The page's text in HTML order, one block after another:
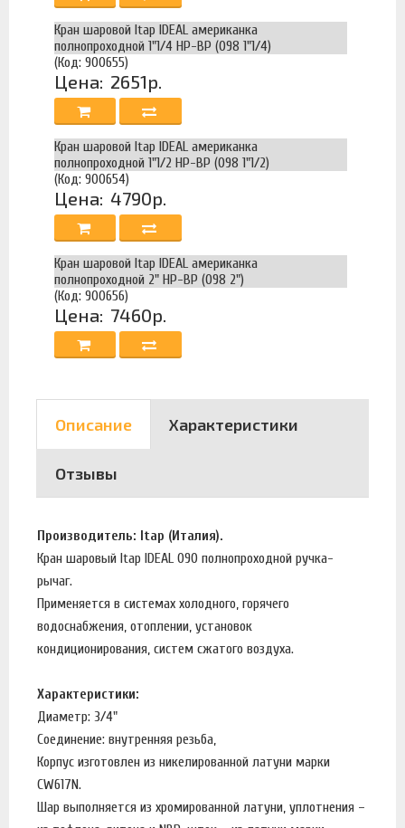
Кран шаровой Itap IDEAL американка
полнопроходной 1"1/4 НР-ВР (098 1"1/4)
(Код: 900655)
Цена: 2651р.
Кран шаровой Itap IDEAL американка
полнопроходной 1"1/2 НР-ВР (098 1"1/2)
(Код: 900654)
Цена: 4790р.
Кран шаровой Itap IDEAL американка
полнопроходной 2" НР-ВР (098 2")
(Код: 900656)
Цена: 7460р.
Описание Характеристики
Отзывы
Производитель: Itap (Италия).
Кран шаровый Itap IDEAL 090 полнопроходной ручка-
рычаг.
Применяется в системах холодного, горячего
водоснабжения, отоплении, установок
кондиционирования, систем сжатого воздуха.
Характеристики:
Диаметр: 3/4"
Соединение: внутренняя резьба,
Корпус изготовлен из никелированной латуни марки
CW617N.
Шар выполняется из хромированной латуни, уплотнения –